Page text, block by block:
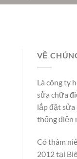
VỀ
Là công ty
sửa chữa
lắp đặt
thống điện
Có thâm
2012 tại